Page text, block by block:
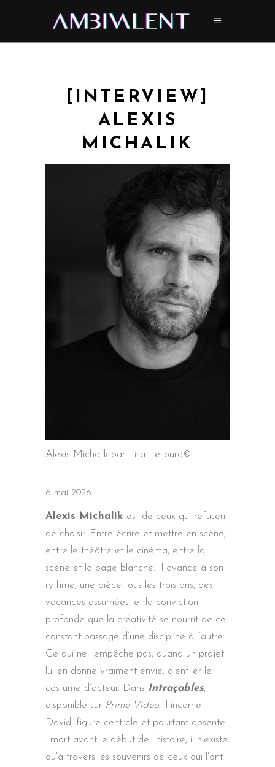
[INTERVIEW]
ALEXIS
MICHALIK
Alexis Michalik par Lisa Lesourd©
6 mai 2026
Alexis Michalik est de ceux qui refusent
de choisir. Entre écrire et mettre en scène,
entre le théâtre et le cinéma, entre la
scène et la page blanche. Il avance à son
rythme, une pièce tous les trois ans, des
vacances assumées, et la conviction
profonde que la créativité se nourrit de ce
constant passage d’une discipline à l’autre.
Ce qui ne l’empêche pas, quand un projet
lui en donne vraiment envie, d’enfiler le
costume d’acteur. Dans Intraçables,
disponible sur Prime Video, il incarne
David, figure centrale et pourtant absente
: mort avant le début de l’histoire, il n’existe
qu’à travers les souvenirs de ceux qui l’ont